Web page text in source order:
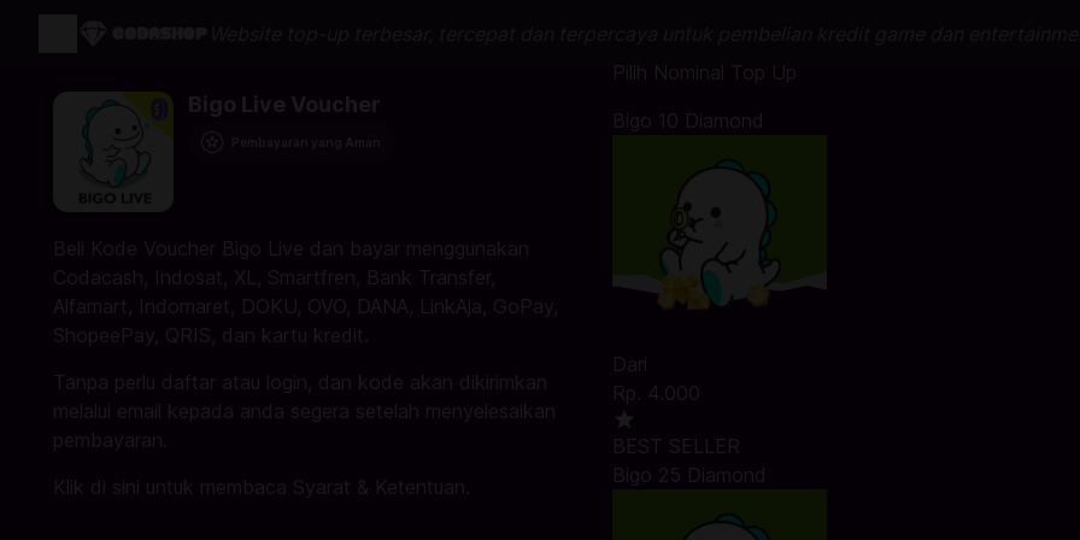
Bigo Live Voucher
Beli Kode Voucher Bigo Live dan bayar menggunakan
Codacash, Indosat, XL, Smartfren, Bank Transfer,
Alfamart, Indomaret, DOKU, OVO, DANA, LinkAja, GoPay,
ShopeePay, QRIS, dan kartu kredit.
Tanpa perlu daftar atau login, dan kode akan dikirimkan
melalui email kepada anda segera setelah menyelesaikan
pembayaran.
Klik di sini untuk membaca Syarat & Ketentuan.
Pilih Nominal Top Up
Bigo 10 Diamond
Dari
Rp. 4.000
BEST SELLER
Bigo 25 Diamond